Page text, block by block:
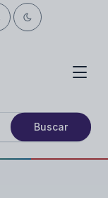
Buscar